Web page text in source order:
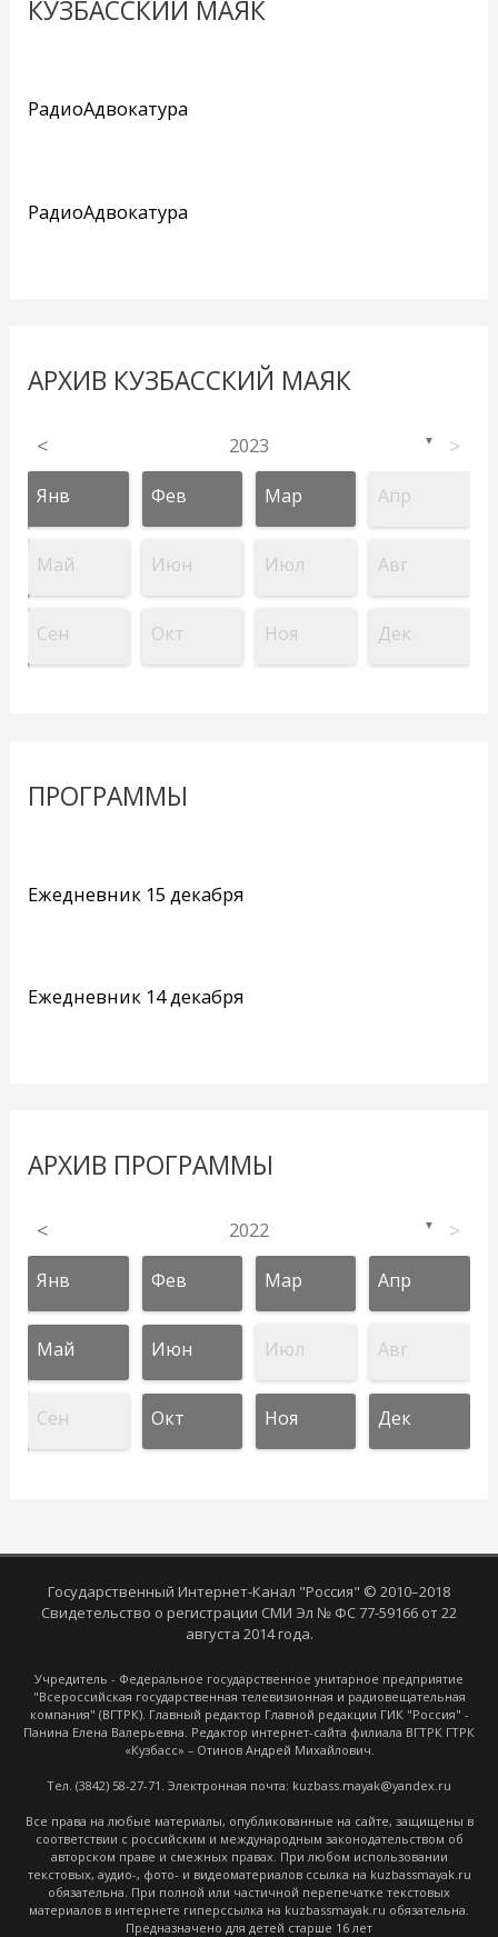
КУЗБАССКИЙ МАЯК
РадиоАдвокатура
РадиоАдвокатура
АРХИВ КУЗБАССКИЙ МАЯК
< 2023 ▼ >
Янв Фев Мар Апр
Май Июн Июл Авг
Сен Окт Ноя Дек
ПРОГРАММЫ
Ежедневник 15 декабря
Ежедневник 14 декабря
АРХИВ ПРОГРАММЫ
< 2022 ▼ >
Янв Фев Мар Апр
Май Июн Июл Авг
Сен Окт Ноя Дек
Государственный Интернет-Канал "Россия" © 2010–2018
Свидетельство о регистрации СМИ Эл № ФС 77-59166 от 22
августа 2014 года.
Учредитель - Федеральное государственное унитарное предприятие
"Всероссийская государственная телевизионная и радиовещательная
компания" (ВГТРК). Главный редактор Главной редакции ГИК "Россия" -
Панина Елена Валерьевна. Редактор интернет-сайта филиала ВГТРК ГТРК
«Кузбасс» – Отинов Андрей Михайлович.
Тел. (3842) 58-27-71. Электронная почта: kuzbass.mayak@yandex.ru
Все права на любые материалы, опубликованные на сайте, защищены в
соответствии с российским и международным законодательством об
авторском праве и смежных правах. При любом использовании
текстовых, аудио-, фото- и видеоматериалов ссылка на kuzbassmayak.ru
обязательна. При полной или частичной перепечатке текстовых
материалов в интернете гиперссылка на kuzbassmayak.ru обязательна.
Предназначено для детей старше 16 лет